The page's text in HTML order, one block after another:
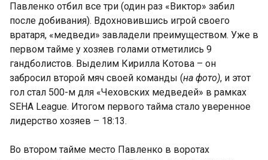
Павленко отбил все три (один раз «Виктор» забил
после добивания). Вдохновившись игрой своего
вратаря, «медведи» завладели преимуществом. Уже в
первом тайме у хозяев голами отметились 9
гандболистов. Выделим Кирилла Котова – он
забросил второй мяч своей команды (на фото), и этот
гол стал 500-м для «Чеховских медведей» в рамках
SEHA League. Итогом первого тайма стало уверенное
лидерство хозяев – 18:13.
Во втором тайме место Павленко в воротах